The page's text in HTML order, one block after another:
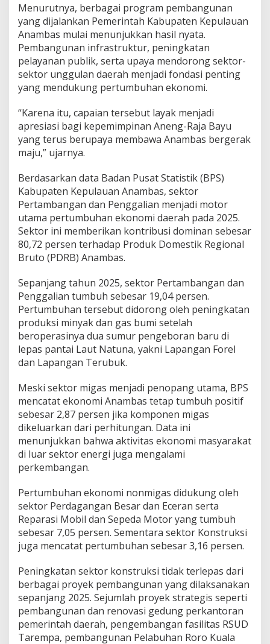
Menurutnya, berbagai program pembangunan
yang dijalankan Pemerintah Kabupaten Kepulauan
Anambas mulai menunjukkan hasil nyata.
Pembangunan infrastruktur, peningkatan
pelayanan publik, serta upaya mendorong sektor-
sektor unggulan daerah menjadi fondasi penting
yang mendukung pertumbuhan ekonomi.
“Karena itu, capaian tersebut layak menjadi
apresiasi bagi kepemimpinan Aneng-Raja Bayu
yang terus berupaya membawa Anambas bergerak
maju,” ujarnya.
Berdasarkan data Badan Pusat Statistik (BPS)
Kabupaten Kepulauan Anambas, sektor
Pertambangan dan Penggalian menjadi motor
utama pertumbuhan ekonomi daerah pada 2025.
Sektor ini memberikan kontribusi dominan sebesar
80,72 persen terhadap Produk Domestik Regional
Bruto (PDRB) Anambas.
Sepanjang tahun 2025, sektor Pertambangan dan
Penggalian tumbuh sebesar 19,04 persen.
Pertumbuhan tersebut didorong oleh peningkatan
produksi minyak dan gas bumi setelah
beroperasinya dua sumur pengeboran baru di
lepas pantai Laut Natuna, yakni Lapangan Forel
dan Lapangan Terubuk.
Meski sektor migas menjadi penopang utama, BPS
mencatat ekonomi Anambas tetap tumbuh positif
sebesar 2,87 persen jika komponen migas
dikeluarkan dari perhitungan. Data ini
menunjukkan bahwa aktivitas ekonomi masyarakat
di luar sektor energi juga mengalami
perkembangan.
Pertumbuhan ekonomi nonmigas didukung oleh
sektor Perdagangan Besar dan Eceran serta
Reparasi Mobil dan Sepeda Motor yang tumbuh
sebesar 7,05 persen. Sementara sektor Konstruksi
juga mencatat pertumbuhan sebesar 3,16 persen.
Peningkatan sektor konstruksi tidak terlepas dari
berbagai proyek pembangunan yang dilaksanakan
sepanjang 2025. Sejumlah proyek strategis seperti
pembangunan dan renovasi gedung perkantoran
pemerintah daerah, pengembangan fasilitas RSUD
Tarempa, pembangunan Pelabuhan Roro Kuala